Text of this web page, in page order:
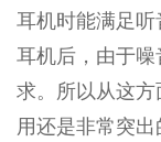
耳机时能满足
耳机后，由于
求。所以从这
用还是非常突出